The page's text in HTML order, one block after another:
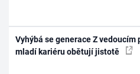
Vyhýbá se generace Z
mladí kariéru obětují jistotě